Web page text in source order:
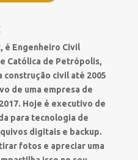
é Engenheiro Civil
Católica de Petrópolis,
construção civil até 2005
de uma empresa de
Hoje é executivo de
para tecnologia de
digitais e backup.
fotos e apreciar uma